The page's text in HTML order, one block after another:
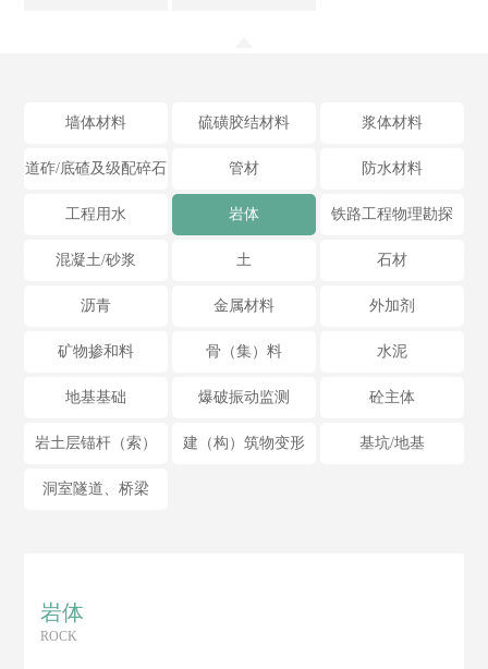
墙体材料 硫磺胶结材料 浆体材料
道砟/底碴及级配碎石 管材 防水材料
工程用水 岩体 铁路工程物理勘探
混凝土/砂浆 土 石材
沥青 金属材料 外加剂
矿物掺和料 骨（集）料 水泥
地基基础 爆破振动监测 砼主体
岩土层锚杆（索） 建（构）筑物变形 基坑/地基
洞室隧道、桥梁
岩体
ROCK